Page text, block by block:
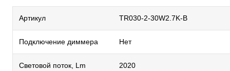
Артикул TR030-2-30W2.7K-B
Подключение диммера Нет
Световой поток, Lm 2020